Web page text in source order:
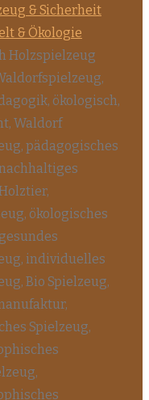
& Sicherheit
& Ökologie